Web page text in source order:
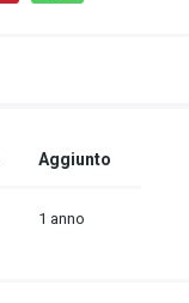
Aggiunto
1 anno